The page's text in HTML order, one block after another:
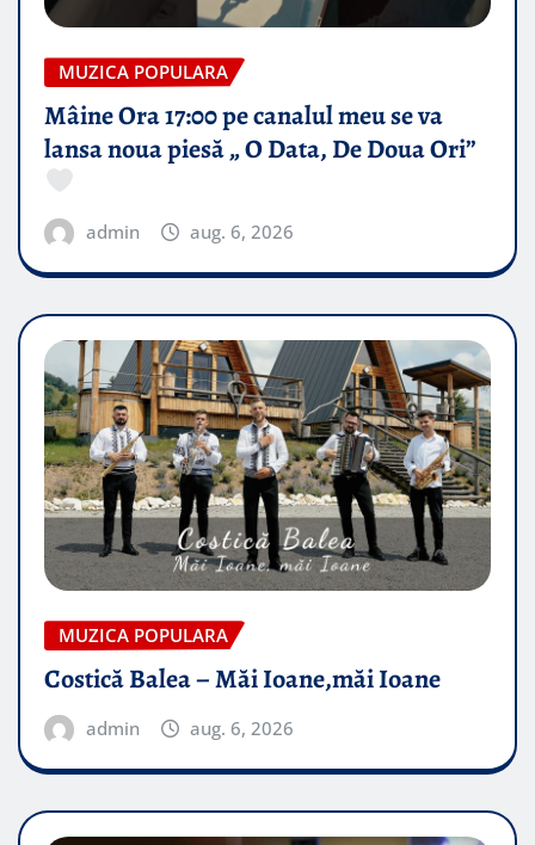
MUZICA POPULARA
Mâine Ora 17:00 pe canalul meu se va
lansa noua piesă „ O Data, De Doua Ori”
admin aug. 6, 2026
MUZICA POPULARA
Costică Balea – Măi Ioane,măi Ioane
admin aug. 6, 2026